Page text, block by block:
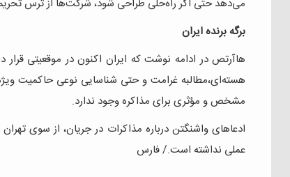
می‌دهد حتی اگر راه‌حلی طراحی شود، شرکت‌ها از ترس
برگه برنده ایران
هاآرتص در ادامه نوشت که ایران اکنون در موقعیتی قرار
هسته‌ای،مطالبه غرامت و حتی شناسایی نوعی حاکمیت
مشخص و مؤثری برای مذاکره وجود ندارد.
ادعاهای واشنگتن درباره مذاکرات در جریان، از سوی
عملی نداشته است./ فارس